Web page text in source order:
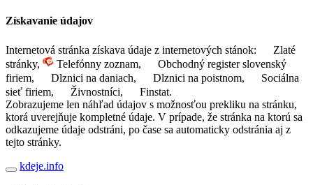
Získavanie údajov
Internetová stránka získava údaje z internetových stánok:
Zlaté
stránky,
Telefónny zoznam,
Obchodný register slovenský
firiem,
Dlznici na daniach, Dlznici na poistnom,
Sociálna
sieť firiem,
Živnostníci,
Finstat.
Zobrazujeme len náhľad údajov s možnosťou prekliku na stránku,
ktorá uverejňuje kompletné údaje. V prípade, že stránka na ktorú sa
odkazujeme údaje odstráni, po čase sa automaticky odstránia aj z
tejto stránky.
kdeje.info